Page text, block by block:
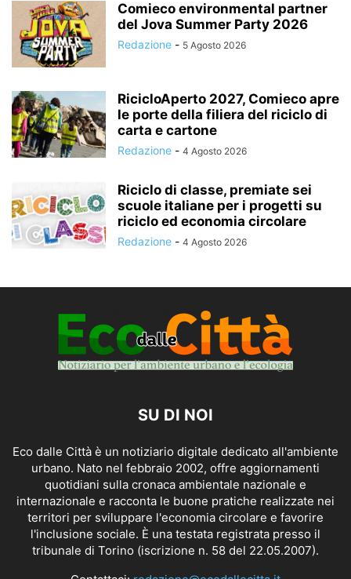
Comieco environmental partner
del Jova Summer Party 2026
Redazione - 5 Agosto 2026
RicicloAperto 2027, Comieco apre
le porte della filiera del riciclo di
carta e cartone
Redazione - 4 Agosto 2026
Riciclo di classe, premiate sei
scuole italiane per i progetti su
riciclo ed economia circolare
Redazione - 4 Agosto 2026
SU DI NOI
Eco dalle Città è un notiziario digitale dedicato all'ambiente
urbano. Nato nel febbraio 2002, offre aggiornamenti
quotidiani sulla cronaca ambientale nazionale e
internazionale e racconta le buone pratiche realizzate nei
territori per sviluppare l'economia circolare e favorire
l'inclusione sociale. È una testata registrata presso il
tribunale di Torino (iscrizione n. 58 del 22.05.2007).